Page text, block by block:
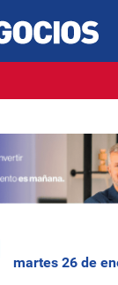
martes 26 de